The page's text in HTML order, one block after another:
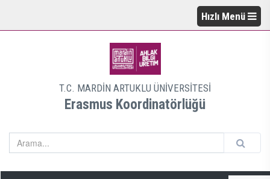
Hızlı Menü
T.C. MARDİN ARTUKLU ÜNİVERSİTESİ
Erasmus Koordinatörlüğü